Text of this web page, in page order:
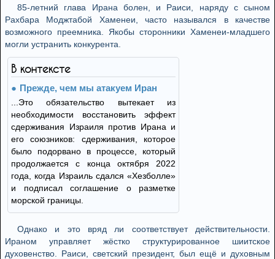
85-летний глава Ирана болен, и Раиси, наряду с сыном
Рахбара Моджтабой Хаменеи, часто назывался в качестве
возможного преемника. Якобы сторонники Хаменеи-младшего
могли устранить конкурента.
В контексте
Прежде, чем мы атакуем Иран
...Это обязательство вытекает из
необходимости восстановить эффект
сдерживания Израиля против Ирана и
его союзников: сдерживания, которое
было подорвано в процессе, который
продолжается с конца октября 2022
года, когда Израиль сдался «Хезболле»
и подписал соглашение о разметке
морской границы.
Однако и это вряд ли соответствует действительности.
Ираном управляет жёстко структурированное шиитское
духовенство. Раиси, светский президент, был ещё и духовным